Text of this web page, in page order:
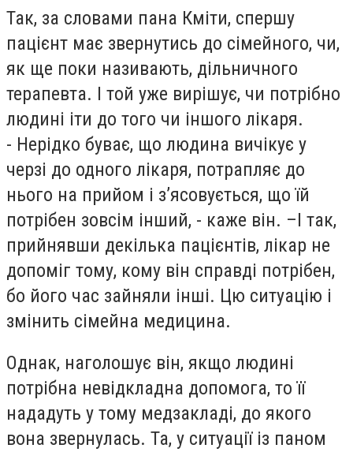
Так, за словами пана Кміти, спершу
пацієнт має звернутись до сімейного, чи,
як ще поки називають, дільничного
терапевта. І той уже вирішує, чи потрібно
людині іти до того чи іншого лікаря.
- Нерідко буває, що людина вичікує у
черзі до одного лікаря, потрапляє до
нього на прийом і з’ясовується, що їй
потрібен зовсім інший, - каже він. –І так,
прийнявши декілька пацієнтів, лікар не
допоміг тому, кому він справді потрібен,
бо його час зайняли інші. Цю ситуацію і
змінить сімейна медицина.
Однак, наголошує він, якщо людині
потрібна невідкладна допомога, то її
нададуть у тому медзакладі, до якого
вона звернулась. Та, у ситуації із паном